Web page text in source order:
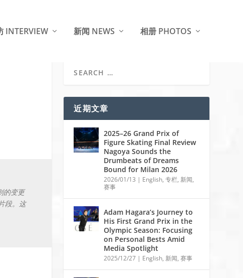
INTERVIEW 新闻 NEWS 相册 PHOTOS
的变更
段。这
近期文章
2025–26 Grand Prix of
Figure Skating Final Review
Nagoya Sounds the
Drumbeats of Dreams
Bound for Milan 2026
2026/01/13 | English,专栏, 新闻,
赛事
Adam Hagara’s Journey to
His First Grand Prix in the
Olympic Season: Focusing
on Personal Bests Amid
Media Spotlight
2025/12/27 | English, 新闻,赛事